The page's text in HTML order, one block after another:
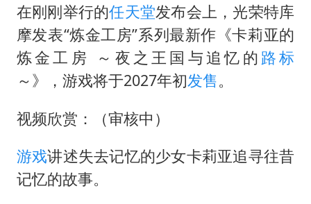
河南警方公开征集黑恶犯罪线索
谢霆锋演唱会隔空祝王菲生日快乐
WTT横滨冠军赛女单四强国乒占三席
央视新主播李秋莹孙亚鹏亮相
在刚刚举行的任天堂发布会上，光荣特库
摩发表“炼金工房”系列最新作《卡莉亚的
炼金工房 ～夜之王国与追忆的 路标
～》，游戏将于2027年初发售。
视频欣赏：（审核中）
游戏讲述失去记忆的少女卡莉亚追寻往昔
记忆的故事。